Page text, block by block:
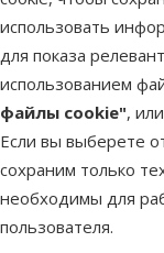
использовать
для показа
использованием
файлы cookie",
Если вы выберете
сохраним только
необходимы для
пользователя.